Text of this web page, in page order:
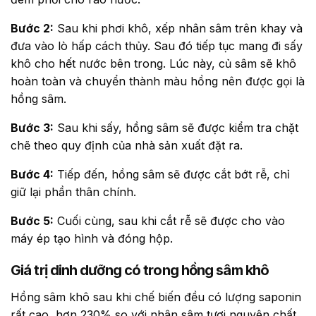
Bước 2: Sau khi phơi khô, xếp nhân sâm trên khay và
đưa vào lò hấp cách thủy. Sau đó tiếp tục mang đi sấy
khô cho hết nước bên trong. Lúc này, củ sâm sẽ khô
hoàn toàn và chuyển thành màu hồng nên được gọi là
hồng sâm.
Bước 3: Sau khi sấy, hồng sâm sẽ được kiểm tra chặt
chẽ theo quy định của nhà sản xuất đặt ra.
Bước 4: Tiếp đến, hồng sâm sẽ được cắt bớt rễ, chỉ
giữ lại phần thân chính.
Bước 5: Cuối cùng, sau khi cắt rễ sẽ được cho vào
máy ép tạo hình và đóng hộp.
Giá trị dinh dưỡng có trong hồng sâm khô
Hồng sâm khô sau khi chế biến đều có lượng saponin